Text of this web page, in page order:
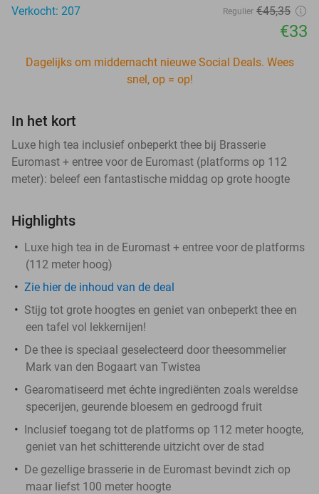
Verkocht: 207
Regulier €45,35
€33
Dagelijks om middernacht nieuwe Social Deals. Wees
snel, op = op!
In het kort
Luxe high tea inclusief onbeperkt thee bij Brasserie
Euromast + entree voor de Euromast (platforms op 112
meter): beleef een fantastische middag op grote hoogte
Highlights
Luxe high tea in de Euromast + entree voor de platforms
(112 meter hoog)
Zie hier de inhoud van de deal
Stijg tot grote hoogtes en geniet van onbeperkt thee en
een tafel vol lekkernijen!
De thee is speciaal geselecteerd door theesommelier
Mark van den Bogaart van Twistea
Gearomatiseerd met échte ingrediënten zoals wereldse
specerijen, geurende bloesem en gedroogd fruit
Inclusief toegang tot de platforms op 112 meter hoogte,
geniet van het schitterende uitzicht over de stad
De gezellige brasserie in de Euromast bevindt zich op
maar liefst 100 meter hoogte